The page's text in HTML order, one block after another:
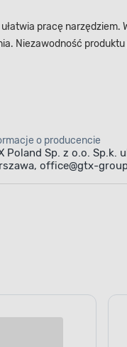
pracę narzędziem.
Niezawodność
o producencie
Poland Sp. z o.o.
office@gtx-